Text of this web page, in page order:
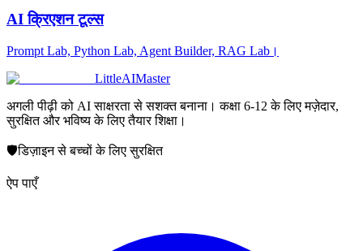
AI क्रिएशन टूल्स
Prompt Lab, Python Lab, Agent Builder, RAG Lab।
LittleAIMaster
अगली पीढ़ी को AI साक्षरता से सशक्त बनाना। कक्षा 6-12 के लिए मज़ेदार,
सुरक्षित और भविष्य के लिए तैयार शिक्षा।
🛡️डिज़ाइन से बच्चों के लिए सुरक्षित
ऐप पाएँ